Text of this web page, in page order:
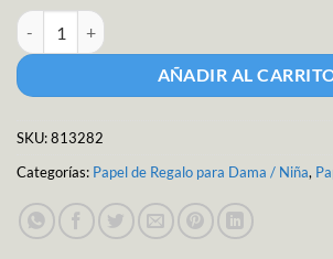
Papel Regalo Lady Bug M-5917 cantidad
AÑADIR AL
SKU:813282
Categorías: Papel de Regalo para Dama / Niña,